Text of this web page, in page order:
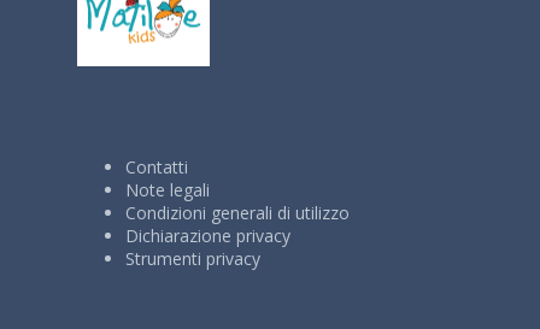
Contatti
Note legali
Condizioni generali di utilizzo
Dichiarazione privacy
Strumenti privacy